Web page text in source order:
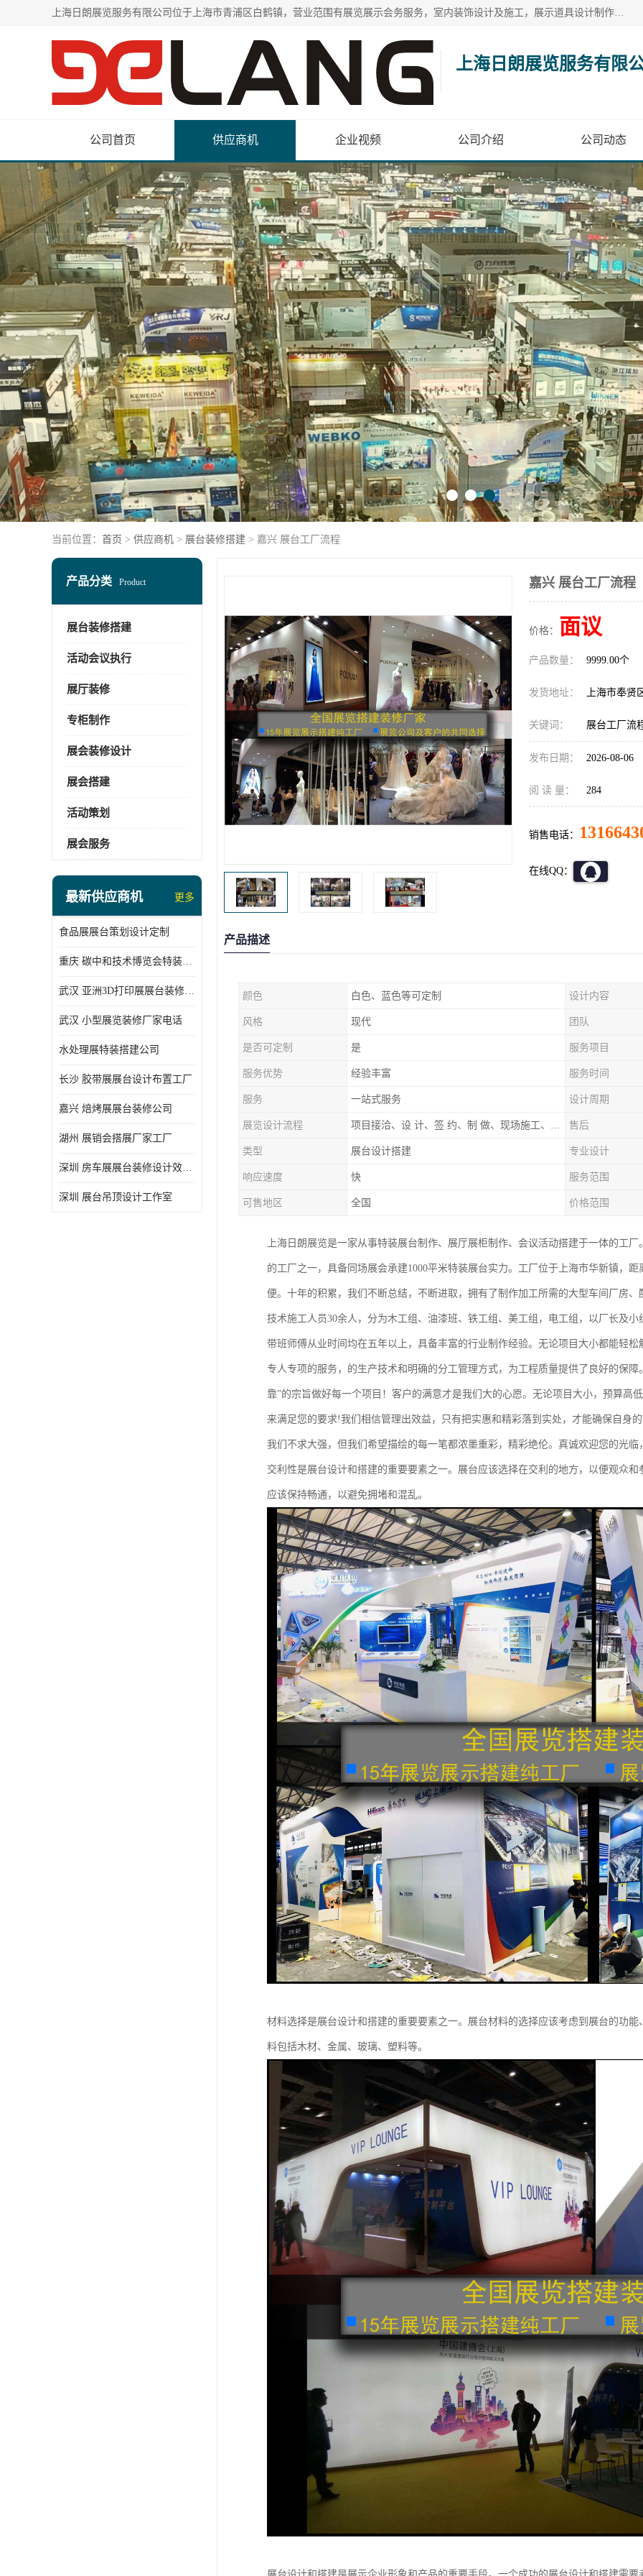
上海日朗展览服务有限公司位于上海市青浦区白鹤镇，营业范围有展览展示会务服务，室内装饰设计及施工，展示道具设计制作，舞台设计，图文设计，灯箱制作，园林绿化工程，广告装潢材料，建筑材料，办公用品，工艺礼品日用百货销售。
上海日朗展览服务有限
公司首页 供应商机 企业视频 公司介绍 公司动态
当前位置： 首页 > 供应商机 > 展台装修搭建 > 嘉兴 展台工厂流程
产品分类 Product
展台装修搭建
活动会议执行
展厅装修
专柜制作
展会装修设计
展会搭建
活动策划
展会服务
最新供应商机 更多
食品展展台策划设计定制
重庆 碳中和技术博览会特装展台搭建供应商
武汉 亚洲3D打印展展台装修定制
武汉 小型展览装修厂家电话
水处理展特装搭建公司
长沙 胶带展展台设计布置工厂
嘉兴 焙烤展展台装修公司
湖州 展销会搭展厂家工厂
深圳 房车展展台装修设计效果图
深圳 展台吊顶设计工作室
嘉兴 展台工厂流程
价格： 面议
产品数量： 9999.00个
发货地址： 上海市奉贤
关键词： 展台工厂流
发布日期： 2026-08-06
阅 读 量： 284
销售电话：
在线QQ：
产品描述
颜色 白色、蓝色等可定制 设计内容
风格 现代 团队
是否可定制 是 服务项目
服务优势 经验丰富 服务时间
服务 一站式服务 设计周期
展览设计流程 项目接洽、设 计、签 约、制 做、现场施工、展期服务、后续跟踪 售后
类型 展台设计搭建 专业设计
响应速度 快 服务范围
可售地区 全国 价格范围
上海日朗展览是一家从事特装展台制作、展厅展柜制作、会议活动搭建于一体的工
的工厂之一，具备同场展会承建1000平米特装展台实力。工厂位于上海市华新镇，
便。十年的积累，我们不断总结，不断进取，拥有了制作加工所需的大型车间厂房
技术施工人员30余人，分为木工组、油漆班、铁工组、美工组，电工组，以厂长及
带班师傅从业时间均在五年以上，具备丰富的行业制作经验。无论项目大小都能轻
专人专项的服务，的生产技术和明确的分工管理方式，为工程质量提供了良好的保障
靠”的宗旨做好每一个项目！客户的满意才是我们大的心愿。无论项目大小，预算高
来满足您的要求!我们相信管理出效益，只有把实惠和精彩落到实处，才能确保自身
我们不求大强，但我们希望描绘的每一笔都浓墨重彩，精彩绝伦。真诚欢迎您的光临
交利性是展台设计和搭建的重要要素之一。展台应该选择在交利的地方，以便观众
应该保持畅通，以避免拥堵和混乱。
材料选择是展台设计和搭建的重要要素之一。展台材料的选择应该考虑到展台的功
料包括木材、金属、玻璃、塑料等。